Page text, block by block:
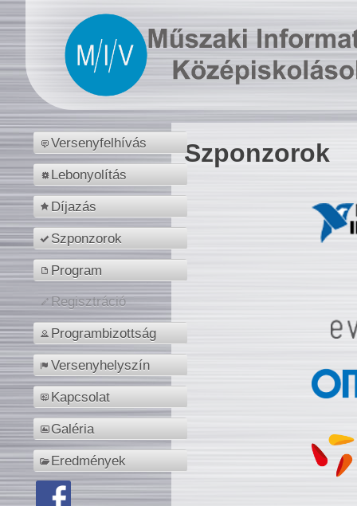
Versenyfelhívás
Lebonyolítás
Díjazás
Szponzorok
Program
Regisztráció
Programbizottság
Versenyhelyszín
Kapcsolat
Galéria
Eredmények
Szponzorok